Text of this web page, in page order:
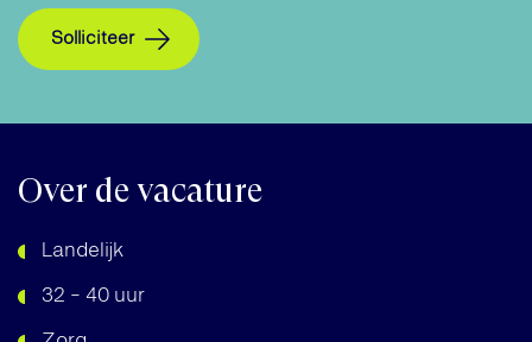
Over de vacature
Landelijk
32 - 40 uur